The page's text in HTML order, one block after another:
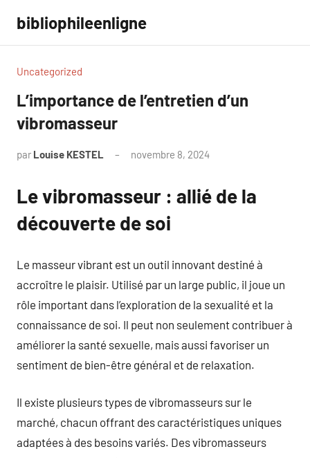
contenu
bibliophileenligne
Uncategorized
L’importance de l’entretien d’un
vibromasseur
par Louise KESTEL novembre 8, 2024
Le vibromasseur : allié de la
découverte de soi
Le masseur vibrant est un outil innovant destiné à
accroître le plaisir. Utilisé par un large public, il joue un
rôle important dans l’exploration de la sexualité et la
connaissance de soi. Il peut non seulement contribuer à
améliorer la santé sexuelle, mais aussi favoriser un
sentiment de bien-être général et de relaxation.
Il existe plusieurs types de vibromasseurs sur le
marché, chacun offrant des caractéristiques uniques
adaptées à des besoins variés. Des vibromasseurs